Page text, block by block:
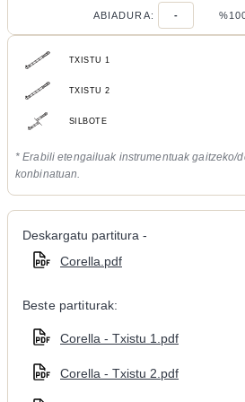
ABIADURA: -
TXISTU 1
TXISTU 2
SILBOTE
* Erabili etengailuak instrumentuak gaitzeko/
konbinatuan.
Deskargatu partitura -
Corella.pdf
Beste partiturak:
Corella - Txistu 1.pdf
Corella - Txistu 2.pdf